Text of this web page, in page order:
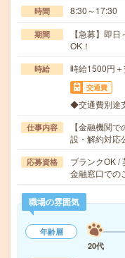
時間 8:30～17:30
期間
【急募】即
OK！
時給 時給1500円
交通費
◆交通費別途
仕事内容
【金融機関
設・解約対応
応募資格
ブランクOK /
金融窓口での
職場の雰囲気
年齢層
20代